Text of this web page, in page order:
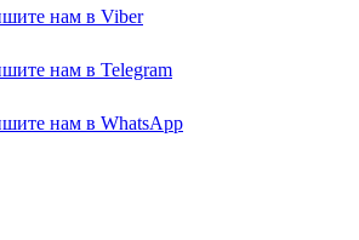
нам в Viber
нам в Telegram
нам в WhatsApp